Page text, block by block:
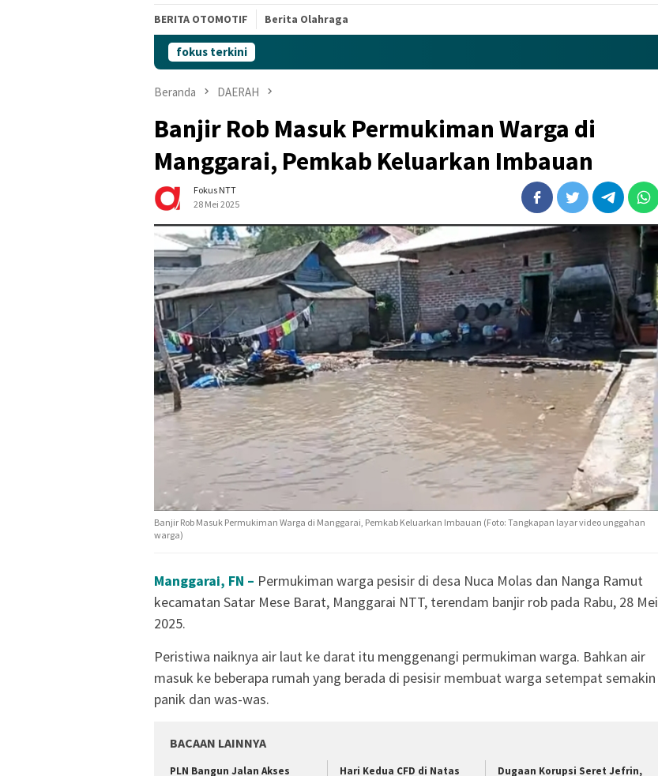
BERITA OTOMOTIF Berita Olahraga
fokus terkini
Beranda DAERAH
Banjir Rob Masuk Permukiman Warga di
Manggarai, Pemkab Keluarkan Imbauan
Fokus NTT
28 Mei 2025
Banjir Rob Masuk Permukiman Warga di Manggarai, Pemkab Keluarkan Imbauan (Foto: Tangkapan layar video unggahan
warga)
Manggarai, FN – Permukiman warga pesisir di desa Nuca Molas dan Nanga Ramut
kecamatan Satar Mese Barat, Manggarai NTT, terendam banjir rob pada Rabu, 28 Mei
2025.
Peristiwa naiknya air laut ke darat itu menggenangi permukiman warga. Bahkan air
masuk ke beberapa rumah yang berada di pesisir membuat warga setempat semakin
panik dan was-was.
BACAAN LAINNYA
PLN Bangun Jalan Akses
Hari Kedua CFD di Natas
Dugaan Korupsi Seret Jefrin,